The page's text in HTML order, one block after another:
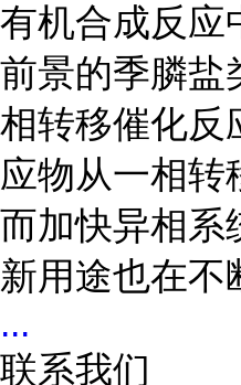
有机合成反应
前景的季膦盐
相转移催化反
应物从一相转
而加快异相系
新用途也在不
...
联系我们